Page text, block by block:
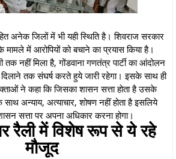
अनेक जिलों में भी यही स्थिति है। शिवराज सरकार
के मामले में आरोपियों को बचाने का प्रयास किया है।
तक नहीं मिला है, गोंडवाना गणतंत्र पार्टी का आंदोलन
दिलाने तक संघर्ष करते हुये जारी रहेगा। इसके साथ ही
ने कहा कि जिसका शासन सत्ता होता है उसके
अन्याय, अत्याचार, शोषण नहीं होता है इसलिये
सत्ता पर अपना अधिकार करना होगा।
रैली में विशेष रूप से ये रहे
मौजूद